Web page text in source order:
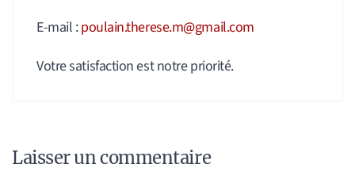
E-mail :poulain.therese.m@gmail.com
Votre satisfaction est notre priorité.
Laisser un commentaire